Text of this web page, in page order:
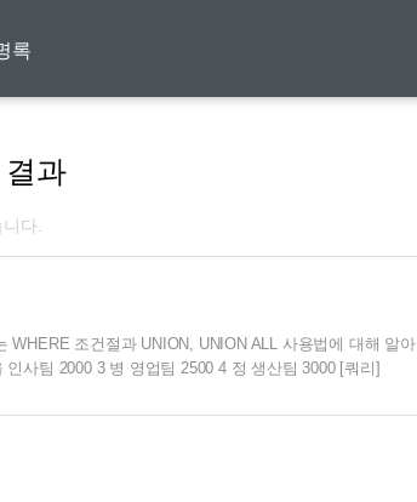
록
결과
다.
WHERE 조건절과 UNION, UNION ALL 사용법에 대해 알아
사팀 2000 3 병 영업팀 2500 4 정 생산팀 3000 [쿼리]
EMPLOYEE WHERE SAL >= 2500; [EMPLOYEE] 테이블
* FROM EMPLOYEE WHERE SAL >= 2000